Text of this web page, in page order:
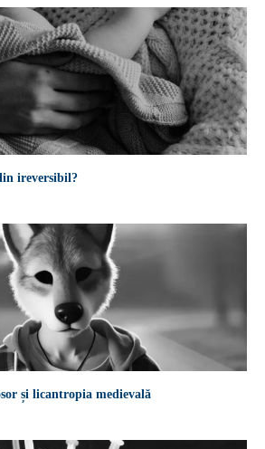
ireversibil?
și licantropia medievală